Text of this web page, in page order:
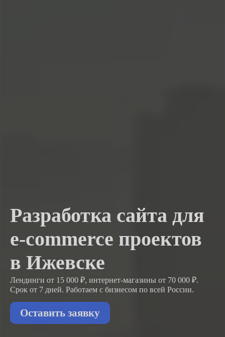
Разработка сайта для
e-commerce проектов
в Ижевске
Лендинги от 15 000 ₽, интернет-магазины от 70 000 ₽.
Срок от 7 дней. Работаем с бизнесом по всей России.
Оставить заявку